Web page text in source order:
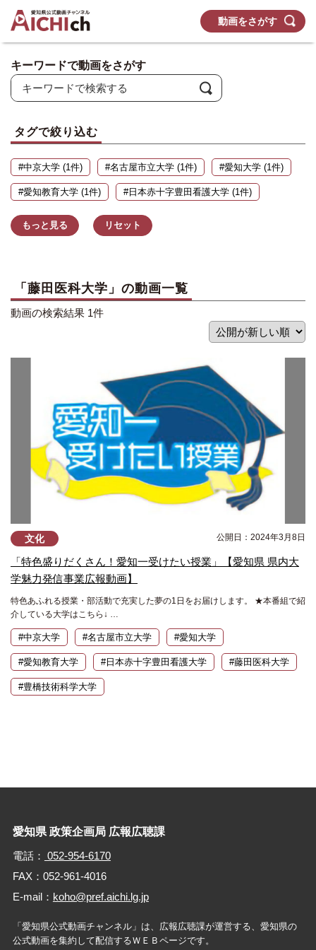
動画をさがす
キーワードで動画をさがす
タグで絞り込む
#中京大学 (1件) #名古屋市立大学 (1件) #愛知大学 (1件)
#愛知教育大学 (1件) #日本赤十字豊田看護大学 (1件)
もっと見る リセット
「藤田医科大学」の動画一覧
動画の検索結果 1件
文化 公開日：2024年3月8日
「特色盛りだくさん！愛知一受けたい授業」【愛知県 県内大
学魅力発信事業広報動画】
特色あふれる授業・部活動で充実した夢の1日をお届けします。 ★本番組で紹
介している大学はこちら↓ …
#中京大学 #名古屋市立大学 #愛知大学
#愛知教育大学 #日本赤十字豊田看護大学 #藤田医科大学
#豊橋技術科学大学
愛知県 政策企画局 広報広聴課
電話： 052-954-6170
FAX：052-961-4016
E-mail： koho@pref.aichi.lg.jp
「愛知県公式動画チャンネル」は、広報広聴課が運営する、 愛知県の
公式動画を集約して配信するＷＥＢページです。